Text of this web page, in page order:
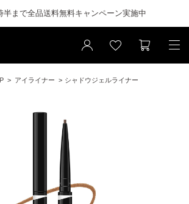
半まで全品送料無料キャンペーン実施中
アイライナー シャドウジェルライナー